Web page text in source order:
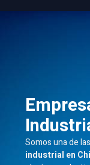
Somos una de las
industrial en